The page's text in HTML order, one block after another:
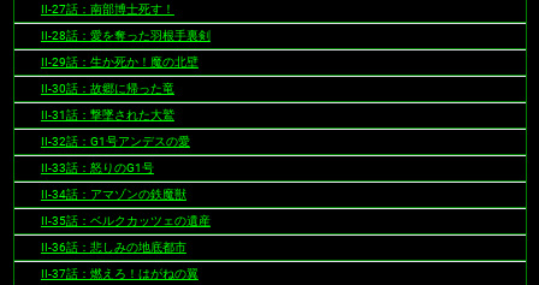
II-27話：南部博士死す！
II-28話：愛を奪った羽根手裏剣
II-29話：生か死か！魔の北壁
II-30話：故郷に帰った竜
II-31話：撃墜された大鷲
II-32話：G1号アンデスの愛
II-33話：怒りのG1号
II-34話：アマゾンの鉄魔獣
II-35話：ベルクカッツェの遺産
II-36話：悲しみの地底都市
II-37話：燃えろ！はがねの翼